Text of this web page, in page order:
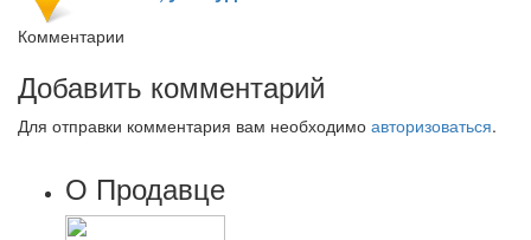
Комментарии
Добавить комментарий
Для отправки комментария вам необходимо авторизоваться.
О Продавце